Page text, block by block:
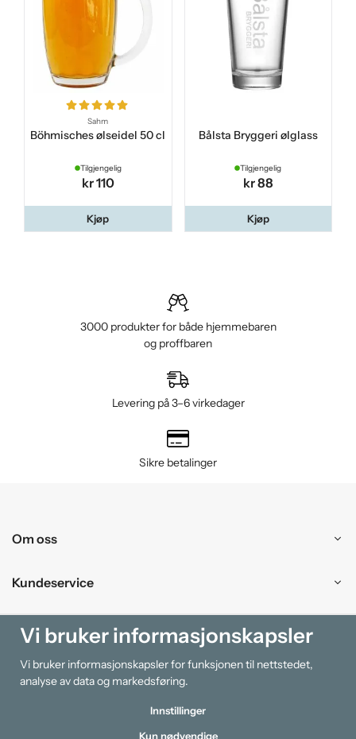
Sahm
Böhmisches ølseidel 50 cl
Tilgjengelig
kr 110
Kjøp
Bålsta Bryggeri ølglass
Tilgjengelig
kr 88
Kjøp
3000 produkter for både hjemmebaren
og proffbaren
Levering på 3–6 virkedager
Sikre betalinger
Om oss
Kundeservice
Kjøpesenter
Information
Vi bruker informasjonskapsler
Vi bruker informasjonskapsler for funksjonen til nettstedet,
analyse av data og markedsføring.
Innstillinger
Kun nødvendige